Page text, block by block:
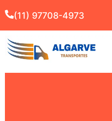
(11) 97708-4973